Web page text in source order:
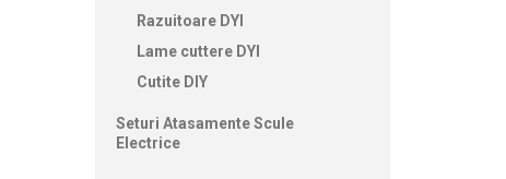
Razuitoare DYI
Lame cuttere DYI
Cutite DIY
Seturi Atasamente Scule
Electrice